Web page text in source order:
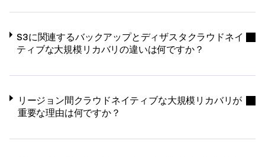
S3に関連するバックアップとディザスタクラウドネイ
ティブな大規模リカバリの違いは何ですか？
リージョン間クラウドネイティブな大規模リカバリが
重要な理由は何ですか？